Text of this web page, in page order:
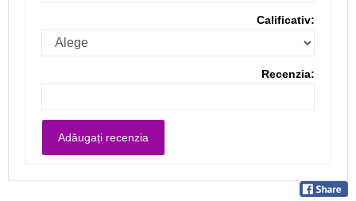
Calificativ:
Recenzia: